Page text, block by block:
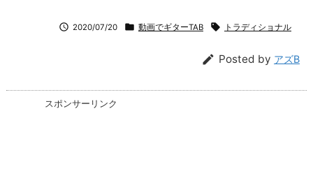
 2020/07/20  動画でギターTAB  トラディショナル
 Posted by アズB
スポンサーリンク